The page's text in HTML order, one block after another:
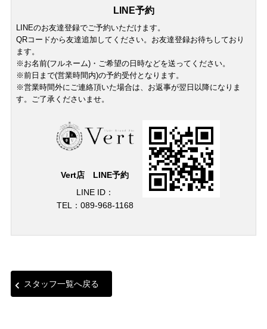
LINE予約
LINEのお友達登録でご予約いただけます。
QRコードから友達追加してください。お友達登録お待ちしており
ます。
※お名前(フルネーム)・ご希望の日時などを送ってください。
※前日まで(営業時間内)の予約受付となります。
※営業時間外にご連絡頂いた場合は、お返事が翌日以降になりま
す。ご了承くださいませ。
Vert店 LINE予約
LINE ID：
TEL：089-968-1168
スタッフ一覧へ戻る